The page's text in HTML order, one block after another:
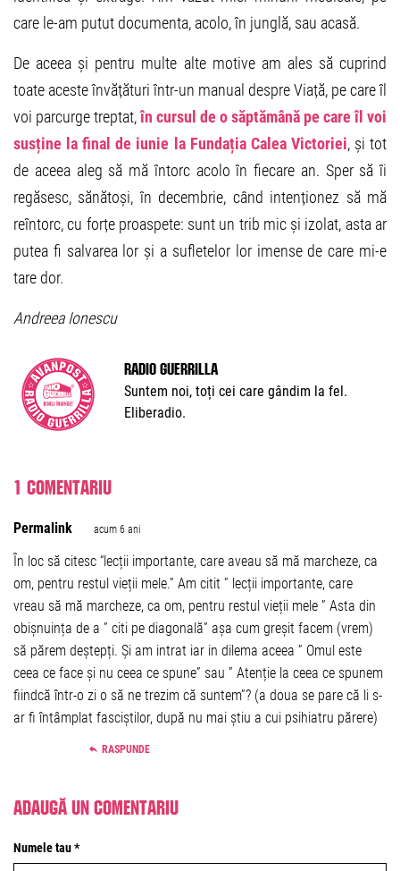
care le-am putut documenta, acolo, în junglă, sau acasă.
De aceea și pentru multe alte motive am ales să cuprind
toate aceste învățături într-un manual despre Viață, pe care îl
voi parcurge treptat,în cursul de o săptămână pe care îl voi
susține la final de iunie la Fundația Calea Victoriei, și tot
de aceea aleg să mă întorc acolo în fiecare an. Sper să îi
regăsesc, sănătoși, în decembrie, când intenționez să mă
reîntorc, cu forțe proaspete: sunt un trib mic și izolat, asta ar
putea fi salvarea lor și a sufletelor lor imense de care mi-e
tare dor.
Andreea Ionescu
Radio Guerrilla
Suntem noi, toți cei care gândim la fel.
Eliberadio.
1 comentariu
Permalink acum 6 ani
În loc să citesc “lecții importante, care aveau să mă marcheze, ca
om, pentru restul vieții mele.” Am citit ” lecții importante, care
vreau să mă marcheze, ca om, pentru restul vieții mele ” Asta din
obișnuința de a ” citi pe diagonală” așa cum greșit facem (vrem)
să părem deștepți. Și am intrat iar in dilema aceea ” Omul este
ceea ce face și nu ceea ce spune” sau ” Atenție la ceea ce spunem
fiindcă într-o zi o să ne trezim că suntem”? (a doua se pare că li s-
ar fi întâmplat fasciștilor, după nu mai știu a cui psihiatru părere)
RASPUNDE
Adaugă un comentariu
Numele tau *